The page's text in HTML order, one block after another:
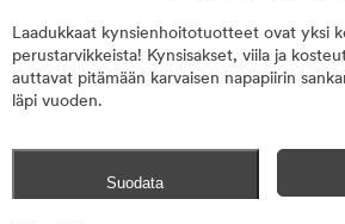
Laadukkaat kynsienhoitotuotteet ovat yksi
perustarvikkeista! Kynsisakset, viila ja
auttavat pitämään karvaisen napapiirin
läpi vuoden.
Suodata